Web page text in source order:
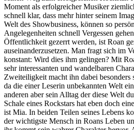
Moment als erfolgreicher Musiker
schnell klar, dass mehr hinter seinem
Welt des Showbusiness, können so
Angelegenheiten schnell Vergessen
Öffentlichkeit gezerrt werden, ist Roan
auseinanderzusetzen. Man fragt sich im
konstant: Wird dies ihm gelingen? Mit
sehr interessanten und wandelbaren
Zweiteiligkeit macht ihn dabei besonders
da die einer Leserin unbekannten Welt
anderen aber sein Alltag der diese Welt
Schale eines Rockstars hat eben doch
ist Mia. In beiden Teilen seines Lebens
der wichtigste Mensch in Roans Leben